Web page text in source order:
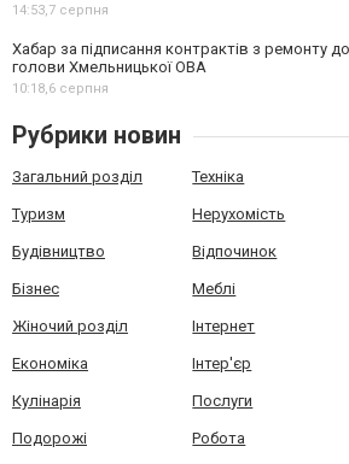
14:53,7 серпня
Хабар за підписання контрактів з ремонту
голови Хмельницької ОВА
10:18,6 серпня
Рубрики новин
Загальний розділ Техніка
Туризм Нерухомість
Будівництво Відпочинок
Бізнес Меблі
Жіночий розділ Інтернет
Економіка Інтер'єр
Кулінарія Послуги
Подорожі Робота